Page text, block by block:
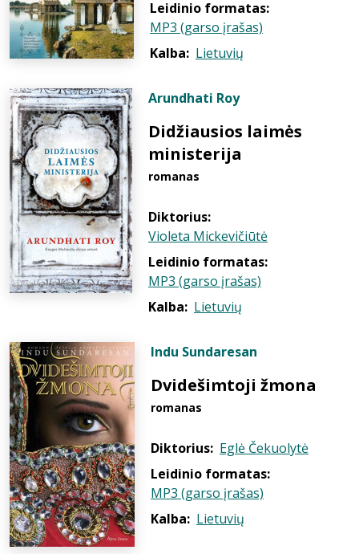
Leidinio formatas:
MP3 (garso įrašas)
Kalba: Lietuvių
Arundhati Roy
Didžiausios laimės
ministerija
romanas
Diktorius:
Violeta Mickevičiūtė
Leidinio formatas:
MP3 (garso įrašas)
Kalba: Lietuvių
Indu Sundaresan
Dvidešimtoji žmona
romanas
Diktorius: Eglė Čekuolytė
Leidinio formatas:
MP3 (garso įrašas)
Kalba: Lietuvių